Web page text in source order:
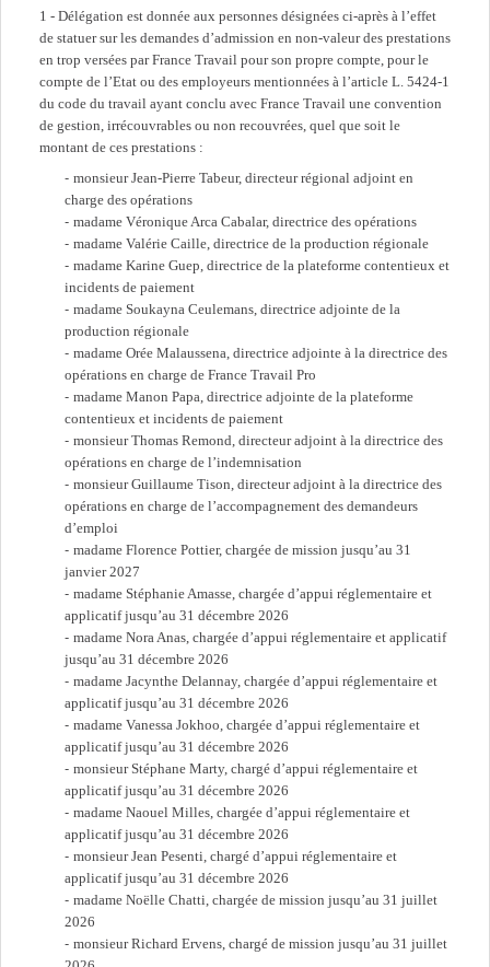
1 - Délégation est donnée aux personnes désignées ci-après à l’effet
de statuer sur les demandes d’admission en non-valeur des prestations
en trop versées par France Travail pour son propre compte, pour le
compte de l’Etat ou des employeurs mentionnées à l’article L. 5424-1
du code du travail ayant conclu avec France Travail une convention
de gestion, irrécouvrables ou non recouvrées, quel que soit le
montant de ces prestations :
monsieur Jean-Pierre Tabeur, directeur régional adjoint en
charge des opérations
madame Véronique Arca Cabalar, directrice des opérations
madame Valérie Caille, directrice de la production régionale
madame Karine Guep, directrice de la plateforme contentieux et
incidents de paiement
madame Soukayna Ceulemans, directrice adjointe de la
production régionale
madame Orée Malaussena, directrice adjointe à la directrice des
opérations en charge de France Travail Pro
madame Manon Papa, directrice adjointe de la plateforme
contentieux et incidents de paiement
monsieur Thomas Remond, directeur adjoint à la directrice des
opérations en charge de l’indemnisation
monsieur Guillaume Tison, directeur adjoint à la directrice des
opérations en charge de l’accompagnement des demandeurs
d’emploi
madame Florence Pottier, chargée de mission jusqu’au 31
janvier 2027
madame Stéphanie Amasse, chargée d’appui réglementaire et
applicatif jusqu’au 31 décembre 2026
madame Nora Anas, chargée d’appui réglementaire et applicatif
jusqu’au 31 décembre 2026
madame Jacynthe Delannay, chargée d’appui réglementaire et
applicatif jusqu’au 31 décembre 2026
madame Vanessa Jokhoo, chargée d’appui réglementaire et
applicatif jusqu’au 31 décembre 2026
monsieur Stéphane Marty, chargé d’appui réglementaire et
applicatif jusqu’au 31 décembre 2026
madame Naouel Milles, chargée d’appui réglementaire et
applicatif jusqu’au 31 décembre 2026
monsieur Jean Pesenti, chargé d’appui réglementaire et
applicatif jusqu’au 31 décembre 2026
madame Noëlle Chatti, chargée de mission jusqu’au 31 juillet
2026
monsieur Richard Ervens, chargé de mission jusqu’au 31 juillet